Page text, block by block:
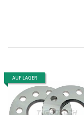
AUF LAGER